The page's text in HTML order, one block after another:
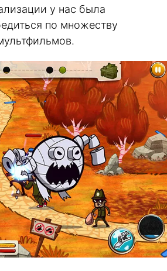
у нас была
по множеству